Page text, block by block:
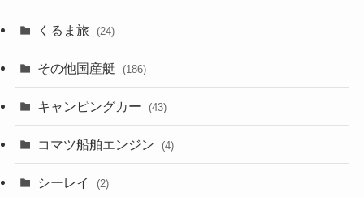
くるま旅 (24)
その他国産艇 (186)
キャンピングカー (43)
コマツ船舶エンジン (4)
シーレイ (2)